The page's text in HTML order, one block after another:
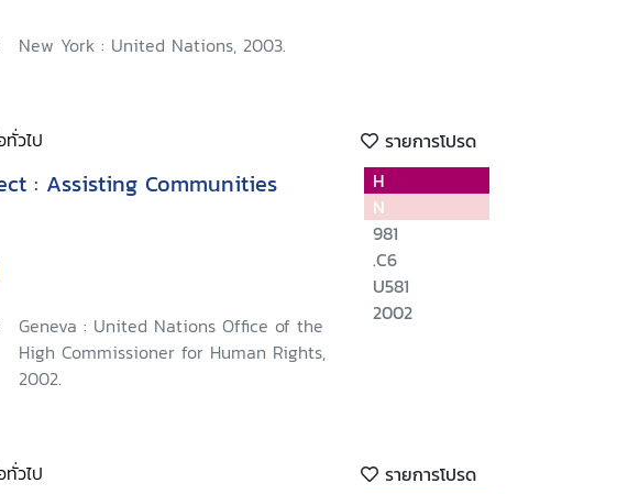
New York : United Nations, 2003.
วไป รายการโปรด
: Assisting Communities
Geneva : United Nations Office of the
High Commissioner for Human Rights,
2002.
H
N
981
.C6
U581
2002
วไป รายการโปรด